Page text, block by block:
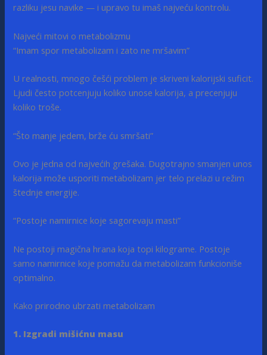
razliku jesu navike — i upravo tu imaš najveću kontrolu.
Najveći mitovi o metabolizmu
“Imam spor metabolizam i zato ne mršavim”
U realnosti, mnogo češći problem je skriveni kalorijski suficit.
Ljudi često potcenjuju koliko unose kalorija, a precenjuju
koliko troše.
“Što manje jedem, brže ću smršati”
Ovo je jedna od najvećih grešaka. Dugotrajno smanjen unos
kalorija može usporiti metabolizam jer telo prelazi u režim
štednje energije.
“Postoje namirnice koje sagorevaju masti”
Ne postoji magična hrana koja topi kilograme. Postoje
samo namirnice koje pomažu da metabolizam funkcioniše
optimalno.
Kako prirodno ubrzati metabolizam
1. Izgradi mišićnu masu